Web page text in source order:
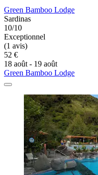
Green Bamboo Lodge
Sardinas
10/10
Exceptionnel
(1 avis)
52 €
18 août - 19 août
Green Bamboo Lodge